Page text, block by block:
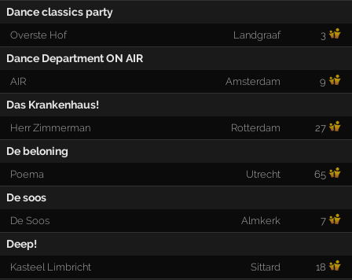
Dance classics party
Overste Hof Landgraaf 3
Dance Department ON AIR
AIR Amsterdam 9
Das Krankenhaus!
Herr Zimmerman Rotterdam 27
De beloning
Poema Utrecht 65
De soos
De Soos Almkerk 7
Deep!
Kasteel Limbricht Sittard 18